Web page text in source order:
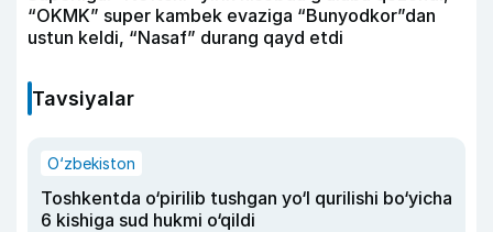
“OKMK” super kambek evaziga “Bunyodkor”dan
ustun keldi, “Nasaf” durang qayd etdi
Tavsiyalar
O‘zbekiston
Toshkentda o‘pirilib tushgan yo‘l qurilishi bo‘yicha
6 kishiga sud hukmi o‘qildi